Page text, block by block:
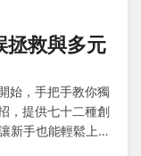
拯救與多元
始，手把手教你獨
，提供七十二種創
新手也能輕鬆上